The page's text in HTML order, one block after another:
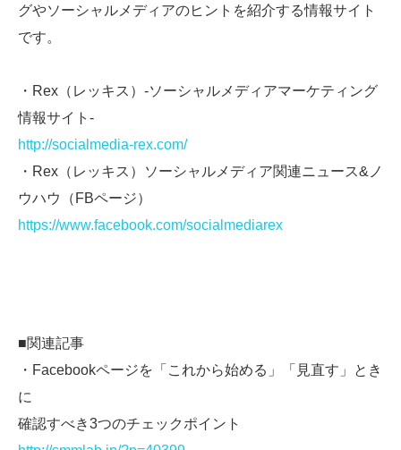
グやソーシャルメディアのヒントを紹介する情報サイト
です。
・Rex（レッキス）-ソーシャルメディアマーケティング
情報サイト-
http://socialmedia-rex.com/
・Rex（レッキス）ソーシャルメディア関連ニュース&ノ
ウハウ（FBページ）
https://www.facebook.com/socialmediarex
■関連記事
・Facebookページを「これから始める」「見直す」とき
に
確認すべき3つのチェックポイント